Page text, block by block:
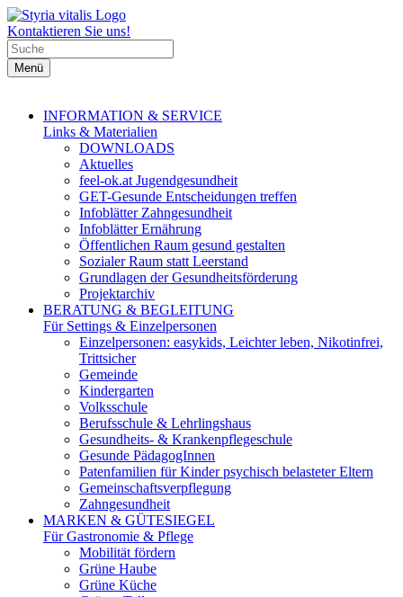
Kontaktieren Sie uns!
Menü
INFORMATION & SERVICE
Links & Materialien
DOWNLOADS
Aktuelles
feel-ok.at Jugendgesundheit
GET-Gesunde Entscheidungen treffen
Infoblätter Zahngesundheit
Infoblätter Ernährung
Öffentlichen Raum gesund gestalten
Sozialer Raum statt Leerstand
Grundlagen der Gesundheitsförderung
Projektarchiv
BERATUNG & BEGLEITUNG
Für Settings & Einzelpersonen
Einzelpersonen: easykids, Leichter leben, Nikotinfrei,
Trittsicher
Gemeinde
Kindergarten
Volksschule
Berufsschule & Lehrlingshaus
Gesundheits- & Krankenpflegeschule
Gesunde PädagogInnen
Patenfamilien für Kinder psychisch belasteter Eltern
Gemeinschaftsverpflegung
Zahngesundheit
MARKEN & GÜTESIEGEL
Für Gastronomie & Pflege
Mobilität fördern
Grüne Haube
Grüne Küche